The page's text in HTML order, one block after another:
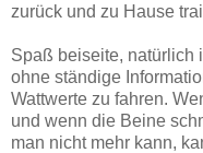
zurück und zu Hause
Spaß beiseite, natürlich
ohne ständige
Wattwerte zu fahren.
und wenn die Beine
man nicht mehr kann,